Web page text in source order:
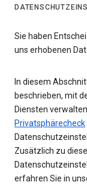
Sie haben
uns erhobenen
In diesem
beschrieben, mit
Diensten
Privatsphärecheck
Zusätzlich zu
erfahren Sie in